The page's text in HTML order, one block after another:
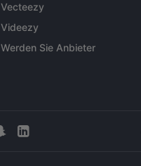
Vecteezy
Videezy
Werden Sie Anbieter